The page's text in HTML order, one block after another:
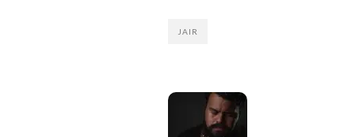
JAIR